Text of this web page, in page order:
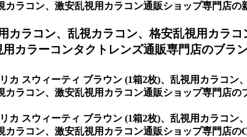
ラコン、激安乱視用カラコン通販ショップ専門店の
カラコン、乱視カラコン、格安乱視用カラ
カラーコンタクトレンズ通販専門店のブラ
リカ スウィーティ ブラウン (1箱2枚)、乱視用カラコン
ラコン、激安乱視用カラコン通販ショップ専門店の
リカ スウィーティ ブラウン (1箱2枚)、乱視用カラコン
ラコン、激安乱視用カラコン通販ショップ専門店の